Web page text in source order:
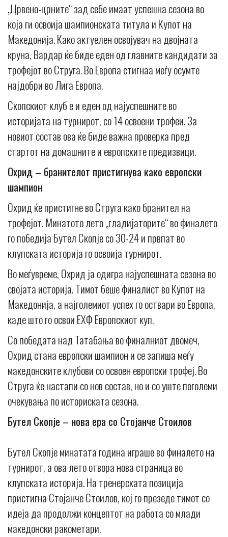
„Црвено-црните“ зад себе имаат успешна сезона во
која ги освоија шампионската титула и Купот на
Македонија. Како актуелен освојувач на двојната
круна, Вардар ќе биде еден од главните кандидати за
трофејот во Струга. Во Европа стигнаа меѓу осумте
најдобри во Лига Европа.
Скопскиот клуб е и еден од најуспешните во
историјата на турнирот, со 14 освоени трофеи. За
новиот состав ова ќе биде важна проверка пред
стартот на домашните и европските предизвици.
Охрид – бранителот пристигнува како европски
шампион
Oхрид ќе пристигне во Струга како бранител на
трофејот. Минатото лето „гладијаторите“ во финалето
го победија Бутел Скопје со 30-24 и првпат во
клупската историја го освоија турнирот.
Во меѓувреме, Охрид ја одигра најуспешната сезона во
својата историја. Тимот беше финалист во Купот на
Македонија, а најголемиот успех го оствари во Европа,
каде што го освои ЕХФ Европскиот куп.
Со победата над Татабања во финалниот двомеч,
Охрид стана европски шампион и се запиша меѓу
македонските клубови со освоен европски трофеј. Во
Струга ќе настапи со нов состав, но и со уште поголеми
очекувања по историската сезона.
Бутел Скопје – нова ера со Стојанче Стоилов
Бутел Скопје минатата година играше во финалето на
турнирот, а ова лето отвора нова страница во
клупската историја. На тренерската позиција
пристигна Стојанче Стоилов, кој го презеде тимот со
идеја да продолжи концептот на работа со млади
македонски ракометари.